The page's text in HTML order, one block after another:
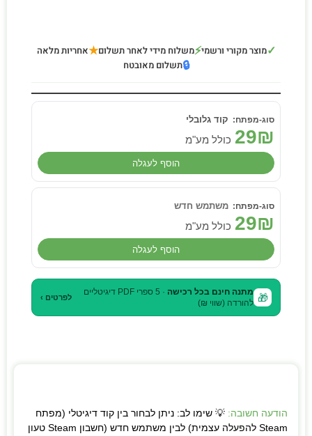
✓מוצר מקורי ורשמי⚡משלוח מידי לאחר תשלום★אחריות מלאה
🔒תשלום מאובטח
קוד גלובלי
29₪ כולל מע"מ
הוסף לעגלה
משתמש חדש
29₪ כולל מע"מ
הוסף לעגלה
🎁 מתנה חינם בכל רכישה
· 5 ספרי PDF דיגיטליים
להורדה (שווי ₪)
לפרטים ›
הודעה חשובה: 💡 שימו לב: ניתן לבחור בין קוד דיגיטלי (מפתח
Steam להפעלה עצמית) לבין משתמש חדש (חשבון Steam טעון